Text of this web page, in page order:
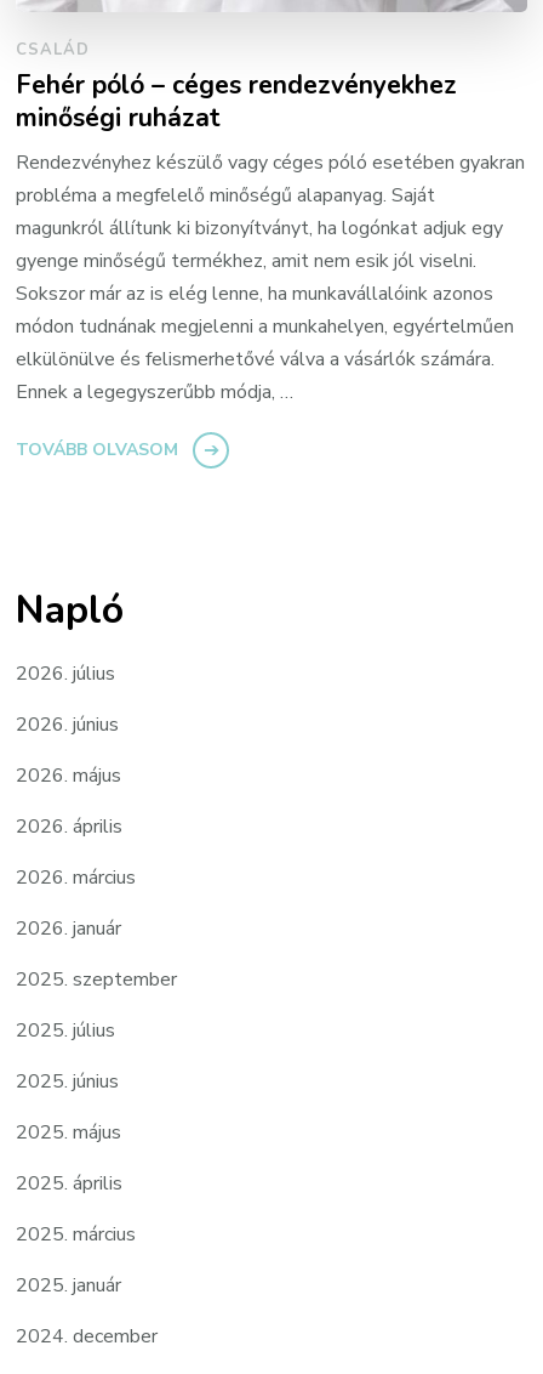
CSALÁD
Fehér póló – céges rendezvényekhez
minőségi ruházat
Rendezvényhez készülő vagy céges póló esetében gyakran
probléma a megfelelő minőségű alapanyag. Saját
magunkról állítunk ki bizonyítványt, ha logónkat adjuk egy
gyenge minőségű termékhez, amit nem esik jól viselni.
Sokszor már az is elég lenne, ha munkavállalóink azonos
módon tudnának megjelenni a munkahelyen, egyértelműen
elkülönülve és felismerhetővé válva a vásárlók számára.
Ennek a legegyszerűbb módja, …
TOVÁBB OLVASOM
Napló
2026. július
2026. június
2026. május
2026. április
2026. március
2026. január
2025. szeptember
2025. július
2025. június
2025. május
2025. április
2025. március
2025. január
2024. december